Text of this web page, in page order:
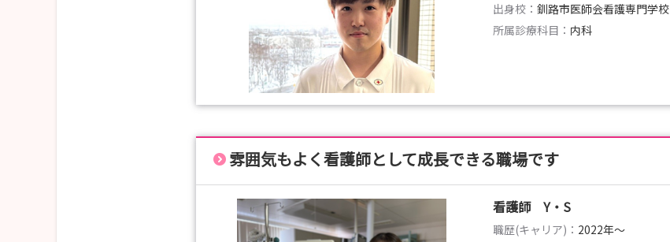
出身校： 釧路市医師会看護専門学校
所属診療科目： 内科
雰囲気もよく看護師として成長できる職場です
看護師 Y・S
職歴(キャリア)： 2022年〜